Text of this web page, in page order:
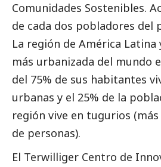
Comunidades Sostenibles.
de cada dos pobladores del
La región de América Latina
más urbanizada del mundo
del 75% de sus habitantes
urbanas y el 25% de la
región vive en tugurios
de personas).
El Terwilliger Centro de